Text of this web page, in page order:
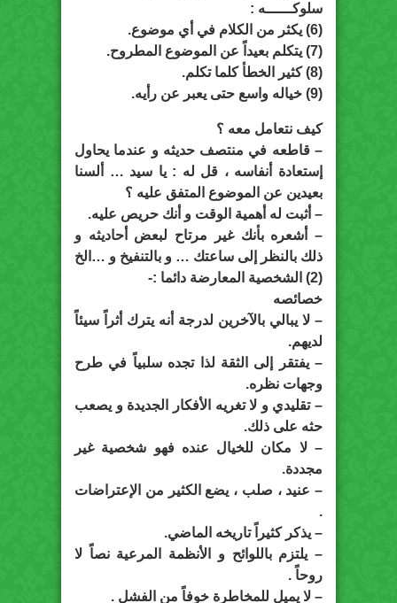
سلوكــــــه :
(6) يكثر من الكلام في أي موضوع.
(7) يتكلم بعيداً عن الموضوع المطروح.
(8) كثير الخطأ كلما تكلم.
(9) خياله واسع حتى يعبر عن رأيه.
كيف نتعامل معه ؟
– قاطعه في منتصف حديثه و عندما يحاول
إستعادة أنفاسه ، قل له : يا سيد … ألسنا
بعيدين عن الموضوع المتفق عليه ؟
– أثبت له أهمية الوقت و أنك حريص عليه.
– أشعره بأنك غير مرتاح لبعض أحاديثه و
ذلك بالنظر إلى ساعتك … و بالتنفيخ و …الخ
(2) الشخصية المعارضة دائما :-
خصائصه
– لا يبالي بالآخرين لدرجة أنه يترك أثراً سيئاً
لديهم.
– يفتقر إلى الثقة لذا تجده سلبياً في طرح
وجهات نظره.
– تقليدي و لا تغريه الأفكار الجديدة و يصعب
حثه على ذلك.
– لا مكان للخيال عنده فهو شخصية غير
مجددة.
– عنيد ، صلب ، يضع الكثير من الإعتراضات
.
– يذكر كثيراً تاريخه الماضي.
– يلتزم باللوائح و الأنظمة المرعية نصاً لا
روحاً .
– لا يميل للمخاطرة خوفاً من الفشل .